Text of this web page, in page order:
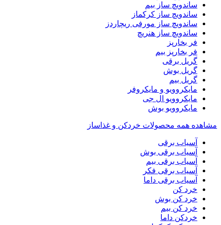
ساندویچ ساز بیم
ساندویچ ساز کرکماز
ساندویچ ساز مورفی ریچاردز
ساندویچ ساز هنریچ
فر بخارپز
فر بخارپز بیم
گریل برقی
گریل بوش
گریل بیم
مایکروویو و مایکروفر
مایکروویو ال جی
مایکروویو بوش
مشاهده همه محصولات خردکن و غذاساز
آسیاب برقی
آسیاب برقی بوش
آسیاب برقی بیم
آسیاب برقی فکر
آسیاب برقی داما
خرد کن
خرد کن بوش
خرد کن بیم
خردکن داما